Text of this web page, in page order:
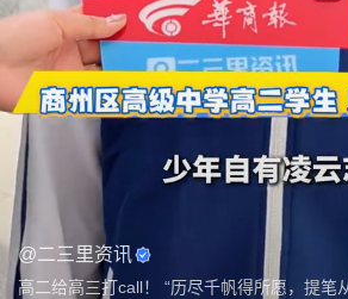
@二三里资讯
高二给高三打call！ “历尽千帆得所愿，提笔